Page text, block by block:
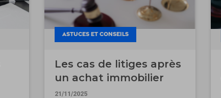
ASTUCES ET CONSEILS
Les cas de litiges après
un achat immobilier
21/11/2025